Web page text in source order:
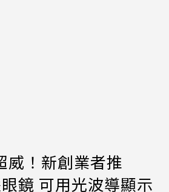
威！新創業者推
鏡 可用光波導顯示